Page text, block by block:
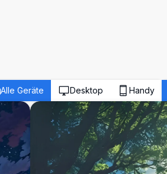
Alle Geräte Desktop Handy